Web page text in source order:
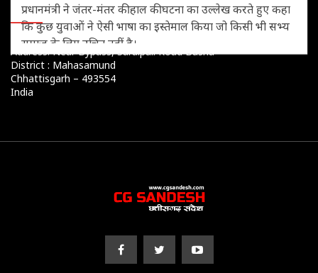
प्रधानमंत्री ने जंतर-मंतर की हाल की घटना का उल्लेख करते हुए कहा
कि कुछ युवाओं ने ऐसी भाषा का इस्तेमाल किया जो किसी भी सभ्य
समाज के लिए उचित नहीं है।
Address: Near Bypass, Saraipali Road Basna
District : Mahasamund
Chhattisgarh – 493554
India